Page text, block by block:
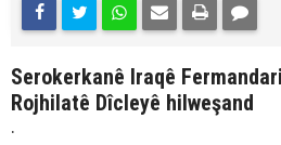
Serokerkanê Iraqê
Rojhilatê Dîcleyê hilweşand
.